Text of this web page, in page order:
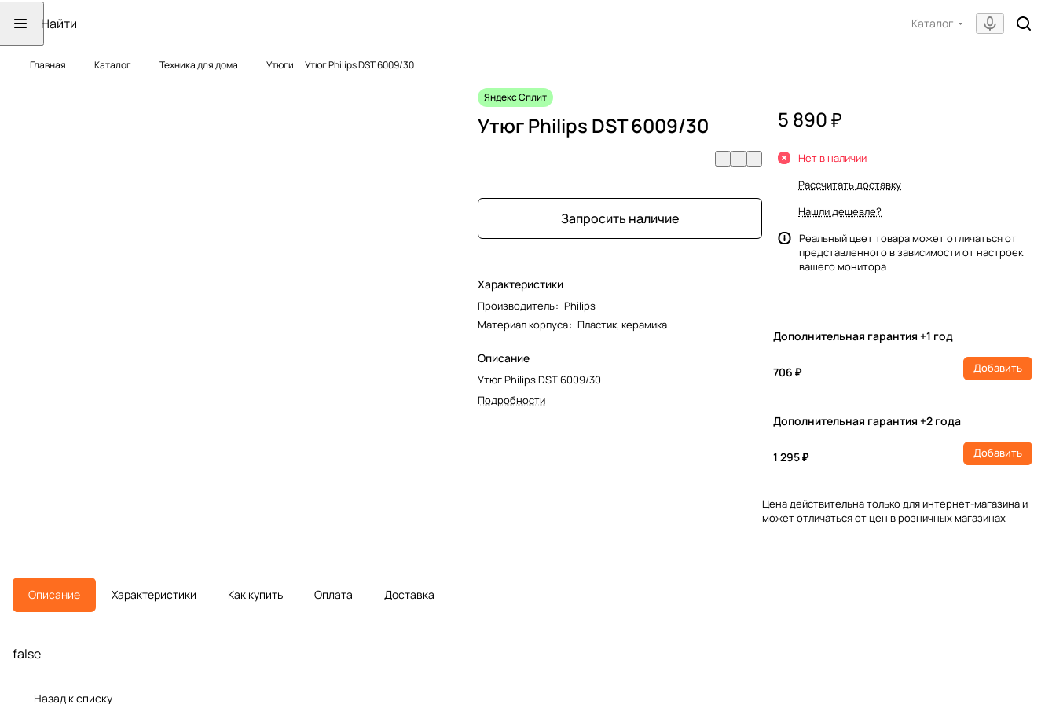
Каталог
Главная Каталог Техника для дома Утюги Утюг Philips DST 6009/30
Яндекс Сплит
Утюг Philips DST 6009/30
Запросить наличие
Характеристики
Производитель: Philips
Материал корпуса: Пластик, керамика
Описание
Утюг Philips DST 6009/30
Подробности
5 890 ₽
Нет в наличии
Рассчитать доставку
Нашли дешевле?
Реальный цвет товара может отличаться от
представленного в зависимости от настроек
вашего монитора
Дополнительная гарантия +1 год
706 ₽ Добавить
Дополнительная гарантия +2 года
1 295 ₽ Добавить
Цена действительна только для интернет-магазина и
может отличаться от цен в розничных магазинах
Описание Характеристики Как купить Оплата Доставка
false
Назад к списку